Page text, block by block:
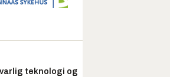
teknologi og